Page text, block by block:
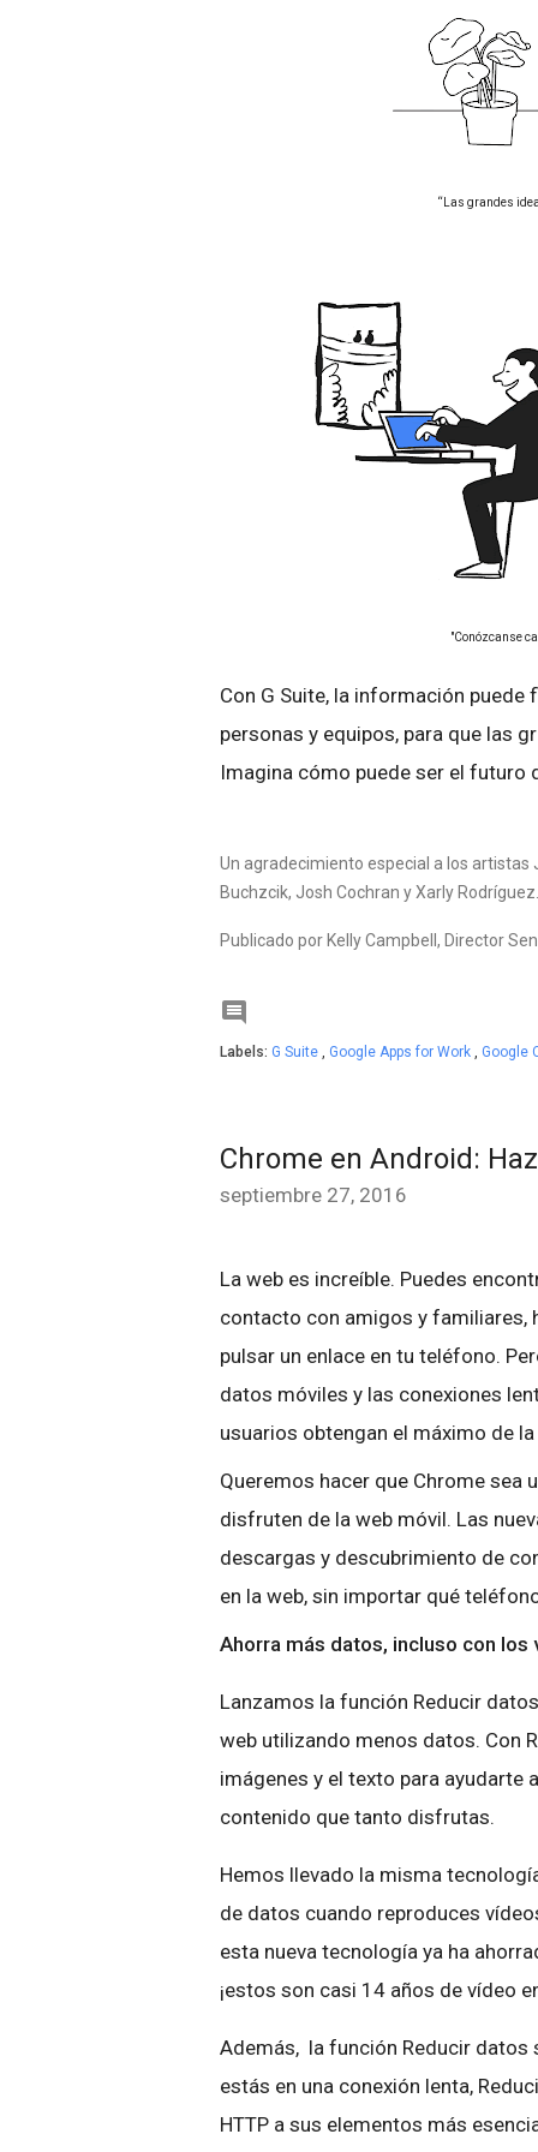
“Las grandes
"Conózcanse
Con G Suite, la información
personas y equipos, para que las
Imagina cómo puede ser el futuro
Un agradecimiento especial a los artistas
Buchzcik, Josh Cochran y Xarly Rodríguez.
Publicado por Kelly Campbell, Director

Labels: G Suite , Google Apps for Work , Google
Chrome en Android:
septiembre 27, 2016
La web es increíble. Puedes
contacto con amigos y familiares,
pulsar un enlace en tu teléfono.
datos móviles y las conexiones
usuarios obtengan el máximo de
Queremos hacer que Chrome
disfruten de la web móvil. Las
descargas y descubrimiento de
en la web, sin importar qué
Ahorra más datos, incluso con los
Lanzamos la función Reducir
web utilizando menos datos. Con
imágenes y el texto para ayudarte
contenido que tanto disfrutas.
Hemos llevado la misma
de datos cuando reproduces
esta nueva tecnología ya ha
¡estos son casi 14 años de vídeo
Además, la función Reducir datos
estás en una conexión lenta,
HTTP a sus elementos más